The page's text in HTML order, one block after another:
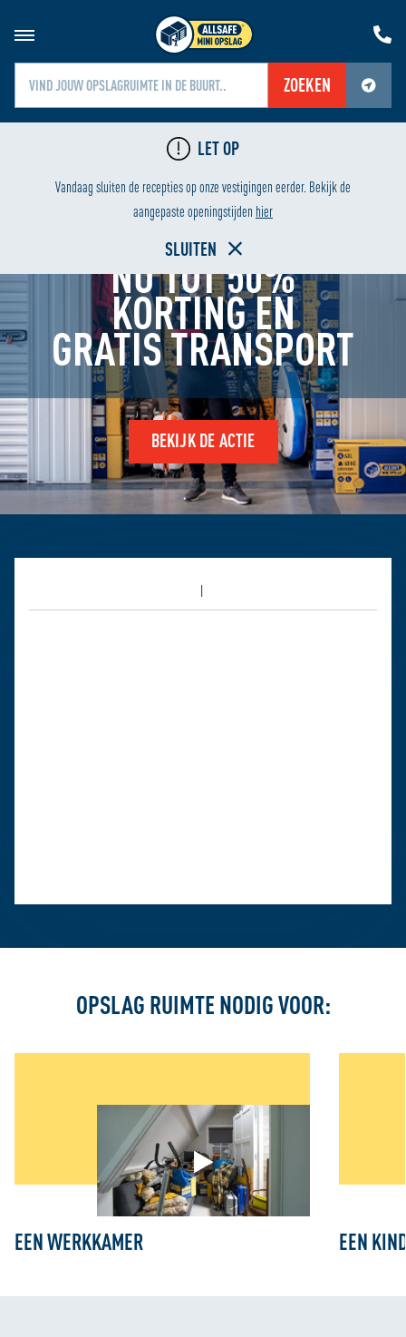
ZOEKEN
Jouw locatiediensten zijn uitgeschakeld.
Schakel jouw locatiediensten in om deze functie te gebruiken.
LET OP
Vandaag sluiten de recepties op onze vestigingen eerder. Bekijk de
aangepaste openingstijden hier
SLUITEN
LAAGSTE PRIJS
BEKIJK DE ACTIE
OPSLAG RUIMTE NODIG VOOR:
EEN WERKKAMER EEN